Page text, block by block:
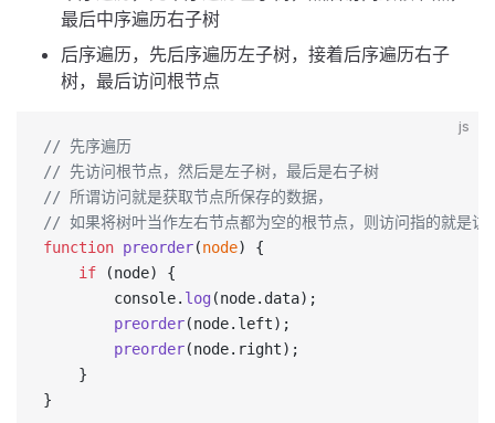
最后中序遍历右子树
后序遍历，先后序遍历左子树，接着后序遍历右子
树，最后访问根节点
js
// 先序遍历
// 先访问根节点，然后是左子树，最后是右子树
// 所谓访问就是获取节点所保存的数据，
// 如果将树叶当作左右节点都为空的根节点，则访问指的就是访
function preorder(node) {
    if
(node) {
        console.
log (node.data);
        preorder
(node.left);
        preorder
(node.right);
    }
}